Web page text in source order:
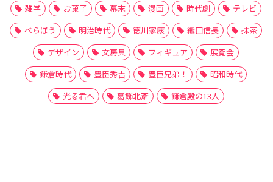
雑学
お菓子 幕末 漫画 時代劇
テレビ
べらぼう
明治時代 徳川家康 織田信長
抹茶
デザイン
文房具 フィギュア
展覧会
鎌倉時代
豊臣秀吉 豊臣兄弟！
昭和時代
光る君へ
葛飾北斎 鎌倉殿の13人